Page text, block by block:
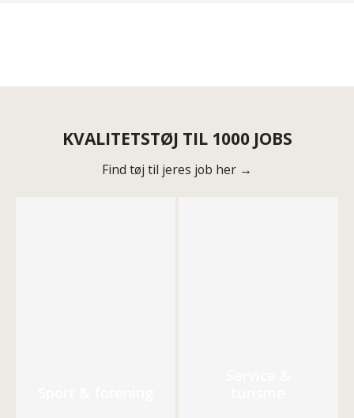
KVALITETSTØJ TIL 1000 JOBS
Find tøj til jeres job her →